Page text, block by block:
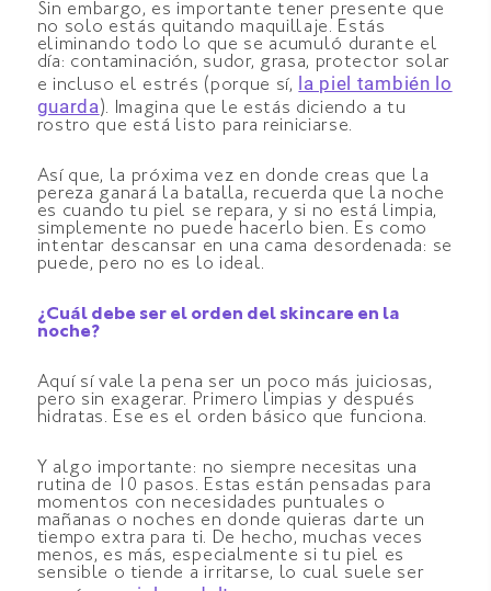
Sin embargo, es importante tener presente que
no solo estás quitando maquillaje. Estás
eliminando todo lo que se acumuló durante el
día: contaminación, sudor, grasa, protector solar
e incluso el estrés (porque sí, la piel también lo
guarda ). Imagina que le estás diciendo a tu
rostro que está listo para reiniciarse.
Así que, la próxima vez en donde creas que la
pereza ganará la batalla, recuerda que la noche
es cuando tu piel se repara, y si no está limpia,
simplemente no puede hacerlo bien. Es como
intentar descansar en una cama desordenada: se
puede, pero no es lo ideal.
¿Cuál debe ser el orden del skincare en la
noche?
Aquí sí vale la pena ser un poco más juiciosas,
pero sin exagerar. Primero limpias y después
hidratas. Ese es el orden básico que funciona.
Y algo importante: no siempre necesitas una
rutina de 10 pasos. Estas están pensadas para
momentos con necesidades puntuales o
mañanas o noches en donde quieras darte un
tiempo extra para ti. De hecho, muchas veces
menos, es más, especialmente si tu piel es
sensible o tiende a irritarse, lo cual suele ser